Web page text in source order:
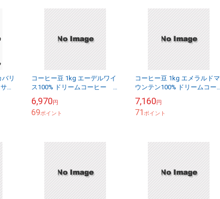
リ
ン
ル
コーヒー豆 1kg エーデルワイ
ス100% ドリームコーヒー
6,970円
69ポイント
コーヒー豆 1kg エメラルドマ
ウンテン100% ドリームコー
7,160円
71ポイント